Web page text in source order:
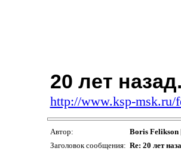
20 лет
http://www.ksp-msk.ru/
Автор: Boris Felikson
Заголовок сообщения: Re: 20 лет